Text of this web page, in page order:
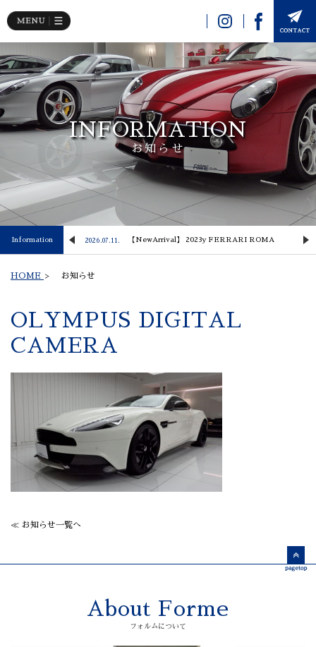
INFORMATION
お知らせ
Information
Lusso 2026.07.11. 【NewArrival】 2023y FERRARI ROMA
HOME > お知らせ
OLYMPUS DIGITAL
CAMERA
≪ お知らせ一覧へ
About Forme
フォルムについて